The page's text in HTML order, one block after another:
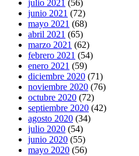
julio 2021 (56)
junio 2021 (72)
mayo 2021 (68)
abril 2021 (65)
marzo 2021 (62)
febrero 2021 (54)
enero 2021 (59)
diciembre 2020 (71)
noviembre 2020 (76)
octubre 2020 (72)
septiembre 2020 (42)
agosto 2020 (34)
julio 2020 (54)
junio 2020 (55)
mayo 2020 (56)